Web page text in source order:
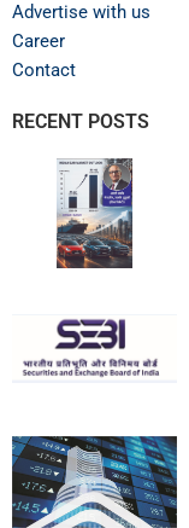
Advertise with us
Career
Contact
RECENT POSTS